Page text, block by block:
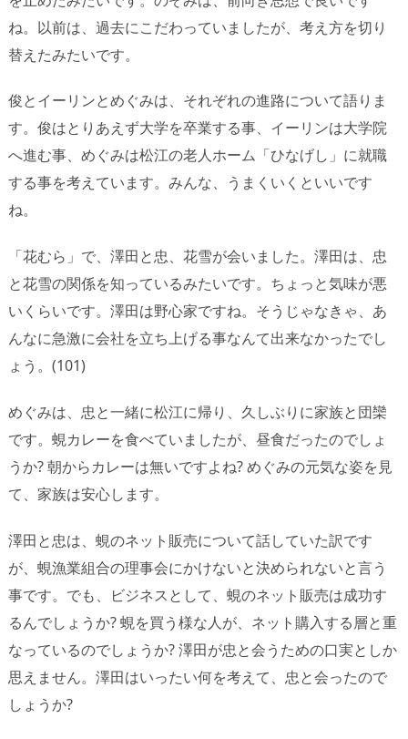
ね。以前は、過去にこだわっていましたが、考え方を切り
替えたみたいです。
俊とイーリンとめぐみは、それぞれの進路について語りま
す。俊はとりあえず大学を卒業する事、イーリンは大学院
へ進む事、めぐみは松江の老人ホーム「ひなげし」に就職
する事を考えています。みんな、うまくいくといいです
ね。
「花むら」で、澤田と忠、花雪が会いました。澤田は、忠
と花雪の関係を知っているみたいです。ちょっと気味が悪
いくらいです。澤田は野心家ですね。そうじゃなきゃ、あ
んなに急激に会社を立ち上げる事なんて出来なかったでし
ょう。(101)
めぐみは、忠と一緒に松江に帰り、久しぶりに家族と団欒
です。蜆カレーを食べていましたが、昼食だったのでしょ
うか? 朝からカレーは無いですよね? めぐみの元気な姿を見
て、家族は安心します。
澤田と忠は、蜆のネット販売について話していた訳です
が、蜆漁業組合の理事会にかけないと決められないと言う
事です。でも、ビジネスとして、蜆のネット販売は成功す
るんでしょうか? 蜆を買う様な人が、ネット購入する層と重
なっているのでしょうか? 澤田が忠と会うための口実としか
思えません。澤田はいったい何を考えて、忠と会ったので
しょうか?